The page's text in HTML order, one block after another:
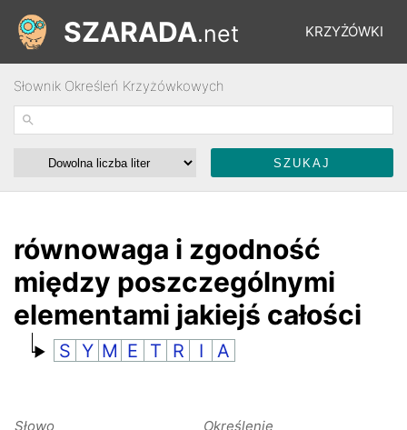
KRZYŻÓWKI
ŁAMIGŁÓWKI
SŁOWNIK
SZARADA.net
Słownik Określeń Krzyżówkowych
równowaga i zgodność
między poszczególnymi
elementami jakiejś całości
S Y M E T R I A
Słowo Określenie